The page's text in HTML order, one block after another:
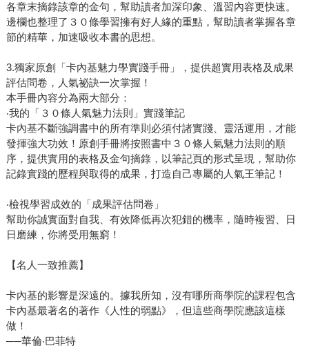
各章末摘錄該章的金句，幫助讀者加深印象、溫習內容更快速。
邊欄也整理了３０條學習擁有好人緣的重點，幫助讀者掌握各章
節的精華，加速吸收本書的思想。
3.獨家原創「卡內基魅力學實踐手冊」，提供超實用表格及成果
評估問卷，人氣祕訣一次掌握！
本手冊內容分為兩大部分：
‧我的「３０條人氣魅力法則」實踐筆記
卡內基不斷強調書中的所有準則必須付諸實踐、靈活運用，才能
發揮強大功效！原創手冊將按照書中３０條人氣魅力法則的順
序，提供實用的表格及金句摘錄，以筆記頁的形式呈現，幫助你
記錄實踐的歷程與取得的成果，打造自己專屬的人氣王筆記！
‧檢視學習成效的「成果評估問卷」
幫助你誠實面對自我、有效降低再次犯錯的機率，隨時複習、日
日磨練，你將受用無窮！
【名人一致推薦】
卡內基的影響是深遠的。據我所知，沒有哪所商學院的課程包含
卡內基最著名的著作《人性的弱點》，但這些商學院應該這樣
做！
──華倫‧巴菲特